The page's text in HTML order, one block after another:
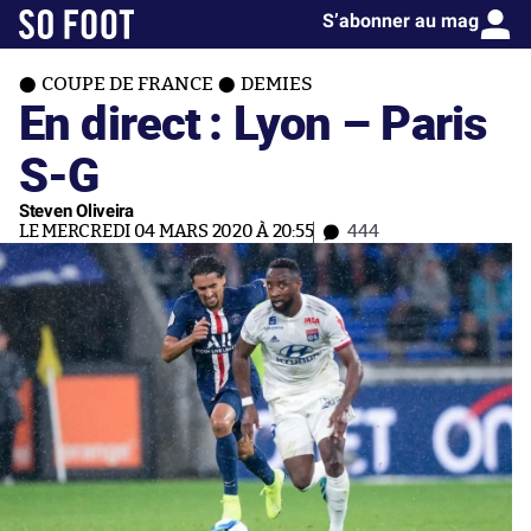
S’abonner au mag
COUPE DE FRANCE DEMIES
En direct : Lyon – Paris
S-G
Steven Oliveira
LE MERCREDI 04 MARS 2020 À 20:55 444